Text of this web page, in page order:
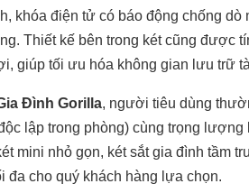
khóa điện tử có báo động chống
Thiết kế bên trong két cũng được
giúp tối ưu hóa không gian lưu trữ
Đình Gorilla, người tiêu dùng
lập trong phòng) cùng trọng
mini nhỏ gọn, két sắt gia đình tầm
đa cho quý khách hàng lựa chọn.